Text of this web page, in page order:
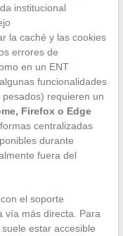
institucional
la caché y las cookies
errores de
en un ENT
funcionalidades
requieren un
Firefox o Edge
centralizadas
durante
fuera del
el soporte
vía más directa. Para
estar accesible